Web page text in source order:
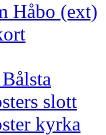
Håbo (ext)
slott
kyrka